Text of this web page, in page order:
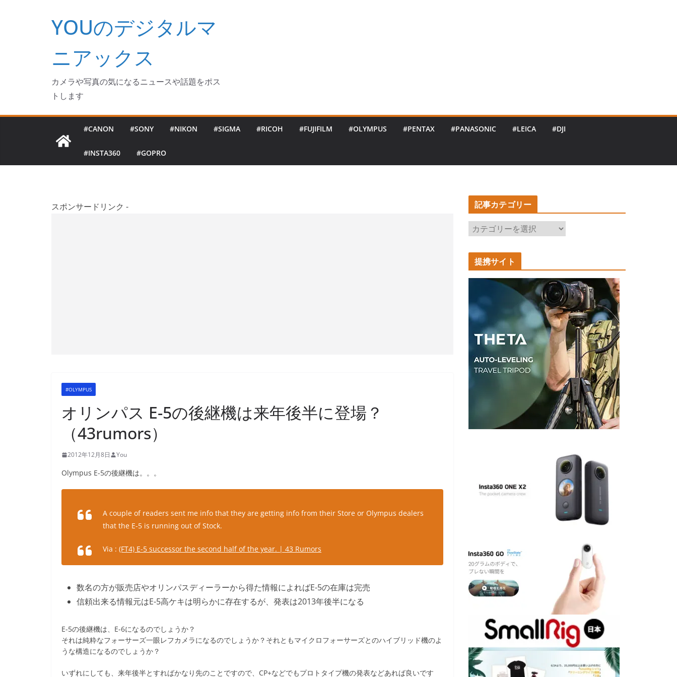
ッ
YOUのデジタルマ
ニアックス
カメラや写真の気になるニュースや話題をポス
トします
#CANON #SONY #NIKON #SIGMA #RICOH #FUJIFILM #OLYMPUS #PENTAX #PANASONIC #LEICA #DJI
#INSTA360 #GOPRO
スポンサードリンク -
#OLYMPUS
オリンパス E-5の後継機は来年後半に登場？
（43rumors）
2012年12月8日 You
Olympus E-5の後継機は。。。
A couple of readers sent me info that they are getting info from their Store or Olympus dealers
that the E-5 is running out of Stock.
Via : (FT4) E-5 successor the second half of the year. | 43 Rumors
数名の方が販売店やオリンパスディーラーから得た情報によればE-5の在庫は完売
信頼出来る情報元はE-5高ケキは明らかに存在するが、発表は2013年後半になる
E-5の後継機は、E-6になるのでしょうか？
それは純粋なフォーサーズ一眼レフカメラになるのでしょうか？それともマイクロフォーサーズとのハイブリッド機のよ
うな構造になるのでしょうか？
いずれにしても、来年後半とすればかなり先のことですので、CP+などでもプロトタイプ機の発表などあれば良いです
記事カテゴリー
記
事
カ
テ
ゴ
ー
提携サイト